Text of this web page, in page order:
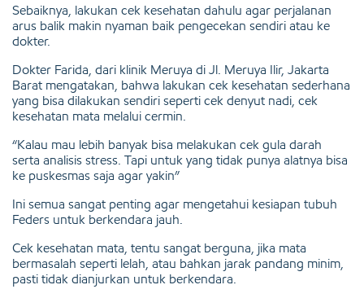
Sebaiknya, lakukan cek kesehatan dahulu agar perjalanan
arus balik makin nyaman baik pengecekan sendiri atau ke
dokter.
Dokter Farida, dari klinik Meruya di Jl. Meruya Ilir, Jakarta
Barat mengatakan, bahwa lakukan cek kesehatan sederhana
yang bisa dilakukan sendiri seperti cek denyut nadi, cek
kesehatan mata melalui cermin.
“Kalau mau lebih banyak bisa melakukan cek gula darah
serta analisis stress. Tapi untuk yang tidak punya alatnya bisa
ke puskesmas saja agar yakin”
Ini semua sangat penting agar mengetahui kesiapan tubuh
Feders untuk berkendara jauh.
Cek kesehatan mata, tentu sangat berguna, jika mata
bermasalah seperti lelah, atau bahkan jarak pandang minim,
pasti tidak dianjurkan untuk berkendara.